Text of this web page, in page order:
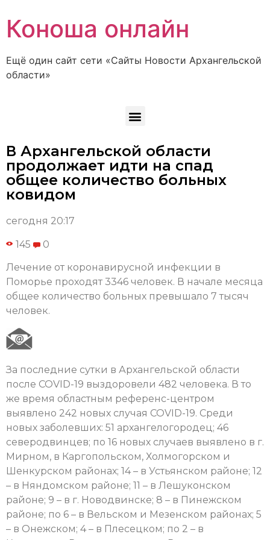
Коноша онлайн
Ещё один сайт сети «Сайты Новости Архангельской
области»
В Архангельской области
продолжает идти на спад
общее количество больных
ковидом
сегодня 20:17
145 0
Лечение от коронавирусной инфекции в
Поморье проходят 3346 человек. В начале месяца
общее количество больных превышало 7 тысяч
человек.
За последние сутки в Архангельской области
после COVID-19 выздоровели 482 человека. В то
же время областным референс-центром
выявлено 242 новых случая COVID-19. Среди
новых заболевших: 51 архангелогородец; 46
северодвинцев; по 16 новых случаев выявлено в г.
Мирном, в Каргопольском, Холмогорском и
Шенкурском районах; 14 – в Устьянском районе; 12
– в Няндомском районе; 11 – в Лешуконском
районе; 9 – в г. Новодвинске; 8 – в Пинежском
районе; по 6 – в Вельском и Мезенском районах; 5
– в Онежском; 4 – в Плесецком; по 2 – в